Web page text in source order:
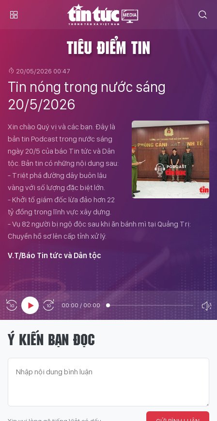
TIÊU ĐIỂM TIN
20/05/2026 00:47
Tin nóng trong nước sáng
20/5/2026
Xin chào Quý vị và các bạn. Đây là
bản tin Podcast trong nước sáng
ngày 20/5 của báo Tin tức và Dân
tộc. Bản tin có những nội dung sau:
- Triệt phá đường dây buôn lậu
vàng với số lượng đặc biệt lớn.
- Khởi tố giám đốc lừa đảo hơn 22
tỷ đồng trong lĩnh vực xây dựng.
- Vụ 82 người bị ngộ độc sau khi ăn bánh mì tại Quảng Trị:
Chuyển hồ sơ lên cấp tỉnh xử lý.
V.T/Báo Tin tức và Dân tộc
00:00 / 00:00
Ý KIẾN BẠN ĐỌC